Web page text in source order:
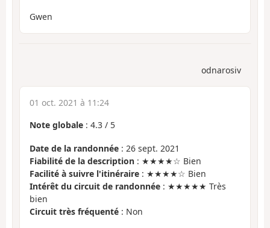
Gwen
odnarosiv
01 oct. 2021 à 11:24
Note globale : 4.3 / 5
Date de la randonnée : 26 sept. 2021
Fiabilité de la description : ★★★★☆ Bien
Facilité à suivre l'itinéraire : ★★★★☆ Bien
Intérêt du circuit de randonnée : ★★★★★ Très
bien
Circuit très fréquenté : Non